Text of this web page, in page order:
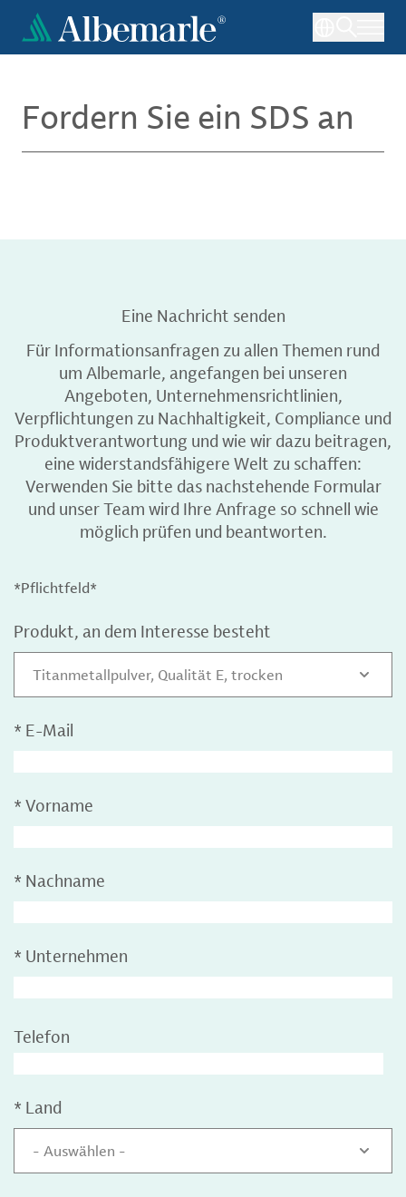
Direkt
zum
Inhalt
Fordern Sie ein SDS an
Eine Nachricht senden
Für Informationsanfragen zu allen Themen rund
um Albemarle, angefangen bei unseren
Angeboten, Unternehmensrichtlinien,
Verpflichtungen zu Nachhaltigkeit, Compliance und
Produktverantwortung und wie wir dazu beitragen,
eine widerstandsfähigere Welt zu schaffen:
Verwenden Sie bitte das nachstehende Formular
und unser Team wird Ihre Anfrage so schnell wie
möglich prüfen und beantworten.
*Pflichtfeld*
Produkt, an dem Interesse besteht
Titanmetallpulver, Qualität E, trocken
* E-Mail
* Vorname
* Nachname
* Unternehmen
Telefon
* Land
- Auswählen -